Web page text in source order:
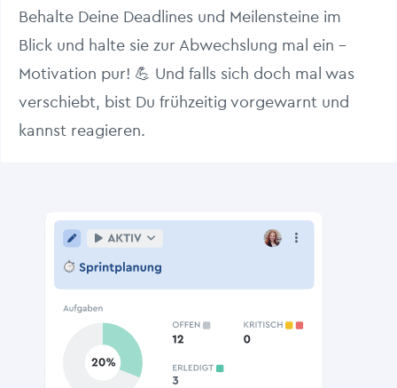
Behalte Deine Deadlines und Meilensteine im
Blick und halte sie zur Abwechslung mal ein –
Motivation pur! 💪 Und falls sich doch mal was
verschiebt, bist Du frühzeitig vorgewarnt und
kannst reagieren.